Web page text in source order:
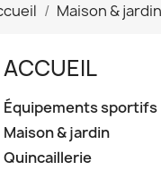
Maison & jardin
ACCUEIL
Équipements sportifs
Maison & jardin
Quincaillerie